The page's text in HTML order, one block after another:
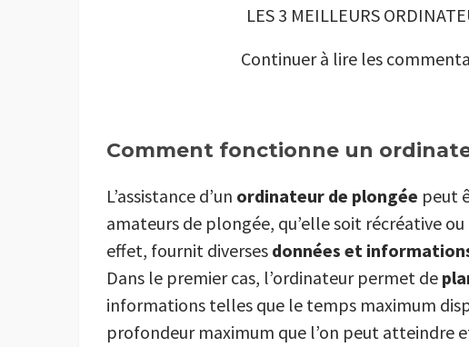
LES 3 MEILLEURS
Continuer à lire les
Comment fonctionne un
L’assistance d’un ordinateur de plongée peut
amateurs de plongée, qu’elle soit récréative
effet, fournit diverses données et
Dans le premier cas, l’ordinateur permet de
informations telles que le temps maximum
profondeur maximum que l’on peut atteindre